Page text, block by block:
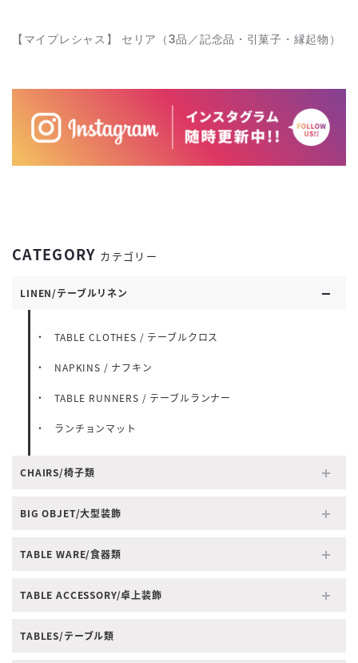
CATEGORY カテゴリー
LINEN/テーブルリネン
TABLE CLOTHES / テーブルクロス
NAPKINS / ナフキン
TABLE RUNNERS / テーブルランナー
ランチョンマット
CHAIRS/椅子類
BIG OBJET/大型装飾
TABLE WARE/食器類
TABLE ACCESSORY/卓上装飾
TABLES/テーブル類
【マイプレシャス】 セリア（3品／記念品・引菓子・縁起物）